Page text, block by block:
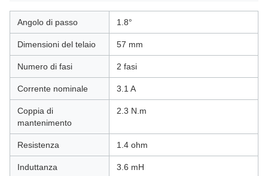
Angolo di passo 1.8°
Dimensioni del telaio 57 mm
Numero di fasi 2 fasi
Corrente nominale 3.1 A
Coppia di
mantenimento
2.3 N.m
Resistenza 1.4 ohm
Induttanza 3.6 mH